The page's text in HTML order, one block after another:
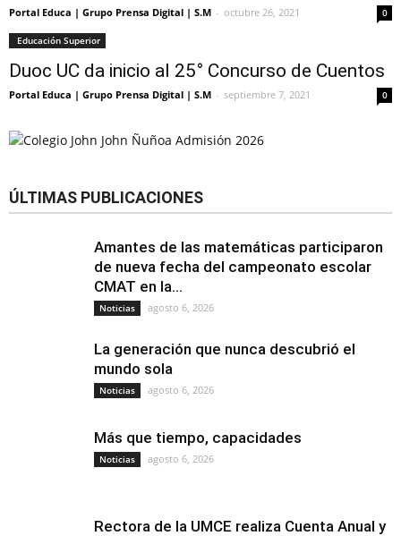
Portal Educa | Grupo Prensa Digital | S.M - octubre 26, 2021 0
Educación Superior
Duoc UC da inicio al 25° Concurso de Cuentos
Portal Educa | Grupo Prensa Digital | S.M - septiembre 7, 2021 0
ÚLTIMAS PUBLICACIONES
Amantes de las matemáticas participaron
de nueva fecha del campeonato escolar
CMAT en la...
Noticias agosto 6, 2026
La generación que nunca descubrió el
mundo sola
Noticias agosto 6, 2026
Más que tiempo, capacidades
Noticias agosto 6, 2026
Rectora de la UMCE realiza Cuenta Anual y